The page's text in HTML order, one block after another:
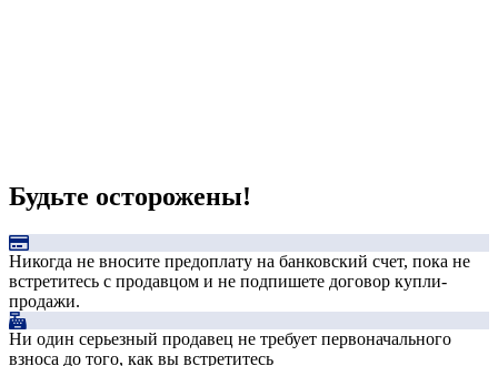
Будьте осторожены!
Никогда не вносите предоплату на банковский счет, пока не
встретитесь с продавцом и не подпишете договор купли-
продажи.
Ни один серьезный продавец не требует первоначального
взноса до того, как вы встретитесь